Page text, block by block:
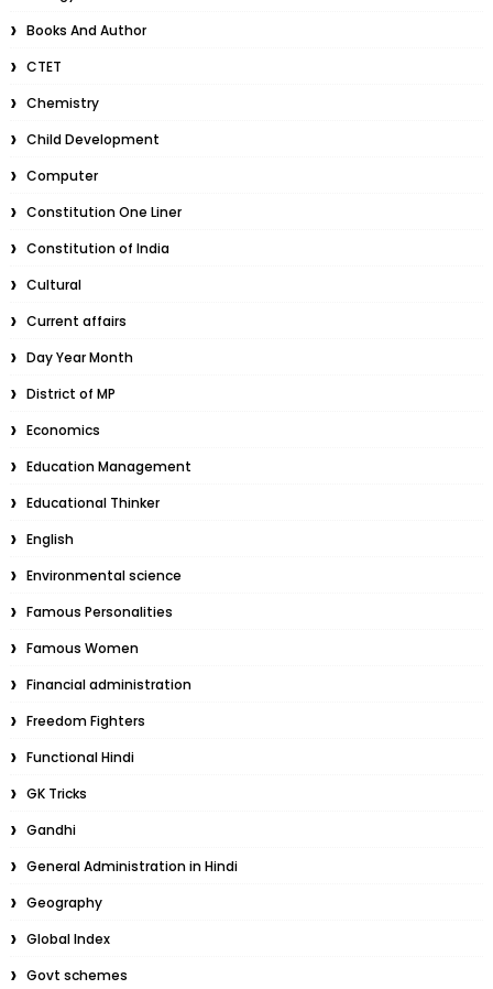
Books And Author
CTET
Chemistry
Child Development
Computer
Constitution One Liner
Constitution of India
Cultural
Current affairs
Day Year Month
District of MP
Economics
Education Management
Educational Thinker
English
Environmental science
Famous Personalities
Famous Women
Financial administration
Freedom Fighters
Functional Hindi
GK Tricks
Gandhi
General Administration in Hindi
Geography
Global Index
Govt schemes